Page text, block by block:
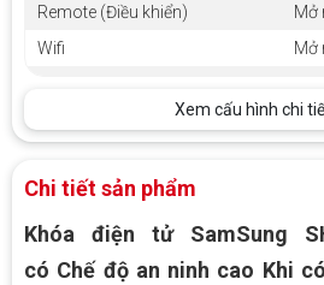
Remote (Điều khiển)
Mở
Wifi
Mở
Xem cấu hình chi
Chi tiết sản phẩm
Khóa điện tử SamSung
có Chế độ an ninh cao Khi